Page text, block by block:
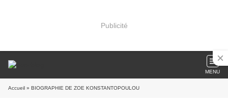
Publicité
MENU
Accueil » BIOGRAPHIE DE ZOE KONSTANTOPOULOU